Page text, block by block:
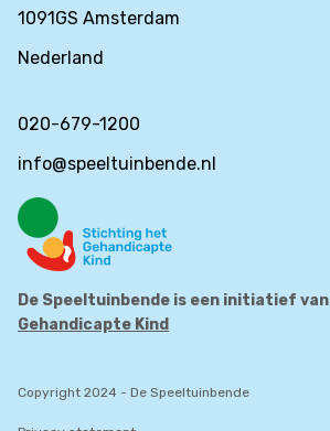
1091GS Amsterdam
Nederland
020-679-1200
info@speeltuinbende.nl
De Speeltuinbende is een initiatief van
Gehandicapte Kind
Copyright 2024 - De Speeltuinbende